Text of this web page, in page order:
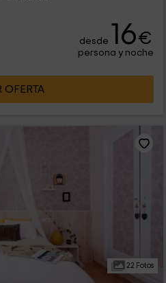
desde 16€
persona y noche
OFERTA
22 Fotos